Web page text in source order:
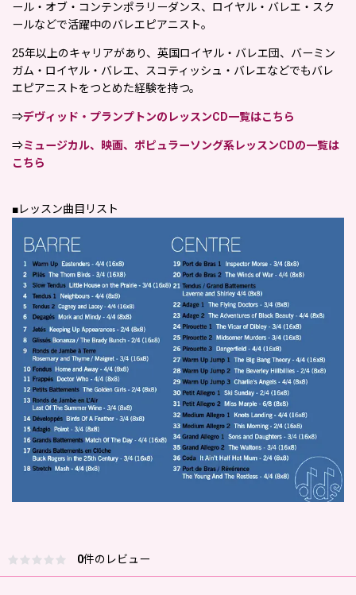
ール・オブ・コンテンポラリーダンス、ロイヤル・バレエ・スク
ールなどで活躍中のバレエピアニスト。
25年以上のキャリアがあり、英国ロイヤル・バレエ団、バーミン
ガム・ロイヤル・バレエ、スコティッシュ・バレエなどでもバレ
エピアニストをつとめた経験を持つ。
⇒デヴィッド・プランプトンのレッスンCD一覧はこちら
⇒ミュージカル、映画、ポピュラーソング系レッスンCDの一覧は
こちら
■レッスン曲目リスト
0件のレビュー